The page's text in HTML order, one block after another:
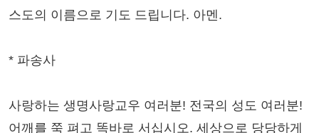
스도의 이름으로 기도 드립니다. 아멘.
* 파송사
사랑하는 생명사랑교우 여러분! 전국의 성도 여러분!
어깨를 쭉 펴고 똑바로 서십시오. 세상으로 당당하게